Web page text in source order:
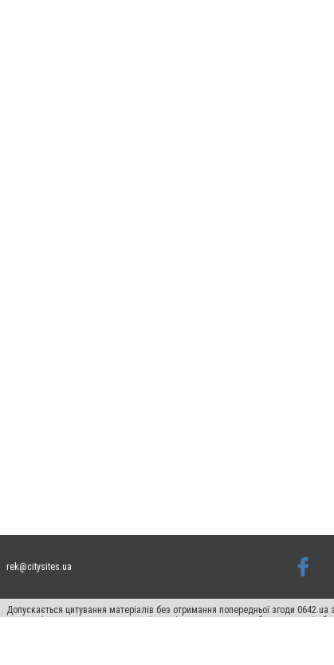
rek@citysites.ua
Допускається цитування матеріалів без отримання попередньої згоди
систем гіперпосилання на цитовані статті не нижче другого абзацу в тексті